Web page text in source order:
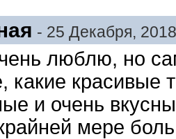
- 25 Декабря,
люблю, но
какие красивые
и очень
мере